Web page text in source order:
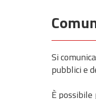
Si
pubblici e
È